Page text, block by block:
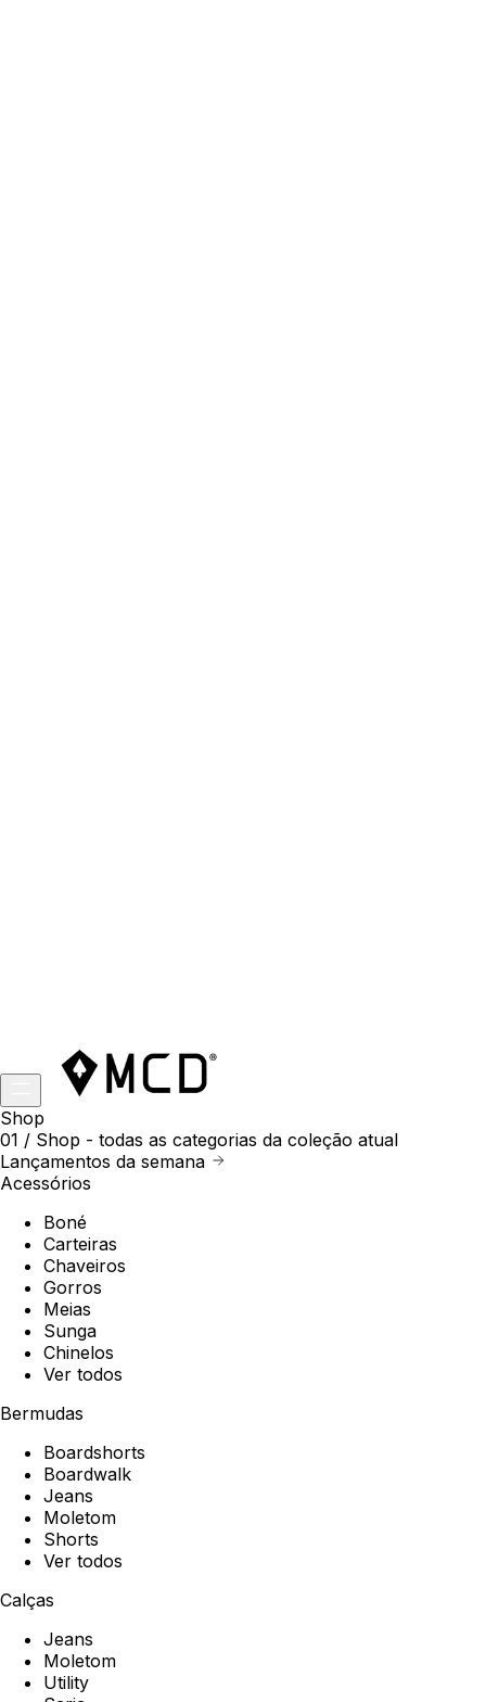
Shop
01 / Shop - todas as categorias da coleção atual
Lançamentos da semana
Acessórios
Boné
Carteiras
Chaveiros
Gorros
Meias
Sunga
Chinelos
Ver todos
Bermudas
Boardshorts
Boardwalk
Jeans
Moletom
Shorts
Ver todos
Calças
Jeans
Moletom
Utility